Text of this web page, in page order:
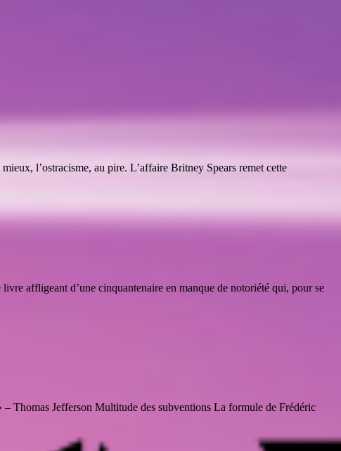
l’ostracisme, au pire. L’affaire Britney Spears remet cette
affligeant d’une cinquantenaire en manque de notoriété qui, pour se
Thomas Jefferson Multitude des subventions La formule de Frédéric